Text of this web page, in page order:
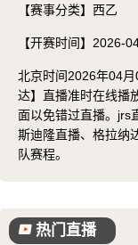
【赛事分类】 西乙
【开赛时间】 2026-
北京时间2026年04
达】直播准时在线播
面以免错过直播。jrs
斯迪隆直播、格拉纳
队赛程。
热门直播